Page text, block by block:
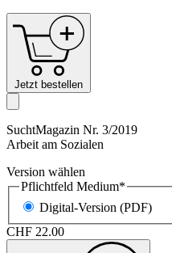
Jetzt bestellen
SuchtMagazin Nr. 3/2019
Arbeit am Sozialen
Version wählen
Pflichtfeld Medium*
Digital-Version (PDF)
CHF 22.00